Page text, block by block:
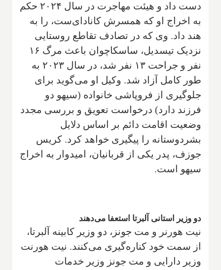
دست داد و هیئت مهاجرت در سال ۲۰۲۴ حکم
به اخراج او که همسرش کانادای‌ست، را به
هند داد. وی که در تصادف تقاطع روستایی
نزدیک تیسدیل، ساسکاچوان باعث مرگ ۱۶
نفر و جراحت ۱۳ نفر شد، در سال ۲۰۲۳ به
طور کامل آزاد شد. وکیل او می‌گوید برای
جلوگیری از فروپاشی خانواده (سیهو دو
فرزند دارد) درخواست تعویق و بررسی مجدد
وضعیت اقامت دائم بر اساس دلایل
بشردوستانه را پیگیری خواهد کرد. کریس
جوزف، پدر یکی از قربانیان، امیدوار به اخراج
سیهو است.
دو وزیر استانی آلبرتا استعفا می‌دهند
نیت هورنر و مت جونز، دو وزیر کابینه آلبرتا،
از سمت خود کناره‌گیری می‌کنند. نیت هورنت
وزیر دارایی و مت جونز وزیر خدمات